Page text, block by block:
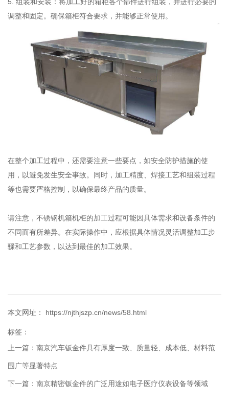
调整和固定。确保箱柜符合要求，并能够正常使用。
在整个加工过程中，还需要注意一些要点，如安全防护措施的使
用，以避免发生安全事故。同时，加工精度、焊接工艺和组装过程
等也需要严格控制，以确保最终产品的质量。
请注意，不锈钢机箱机柜的加工过程可能因具体需求和设备条件的
不同而有所差异。在实际操作中，应根据具体情况灵活调整加工步
骤和工艺参数，以达到最佳的加工效果。
本文网址： https://njthjszp.cn/news/58.html
标签：
上一篇： 南京汽车钣金件具有厚度一致、质量轻、成本低、材料范
围广等显著特点
下一篇： 南京精密钣金件的广泛用途如电子医疗仪表设备等领域